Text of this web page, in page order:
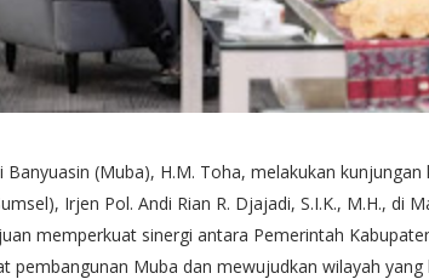
Banyuasin (Muba), H.M. Toha, melakukan
Irjen Pol. Andi Rian R. Djajadi, S.I.K., M.H., di
memperkuat sinergi antara Pemerintah
pembangunan Muba dan mewujudkan wilayah